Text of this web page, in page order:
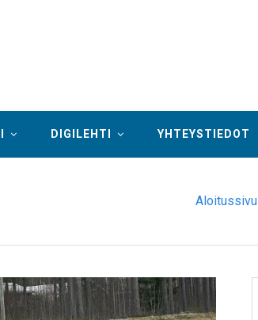
DIGILEHTI YHTEYSTIEDOT
Aloitussivu